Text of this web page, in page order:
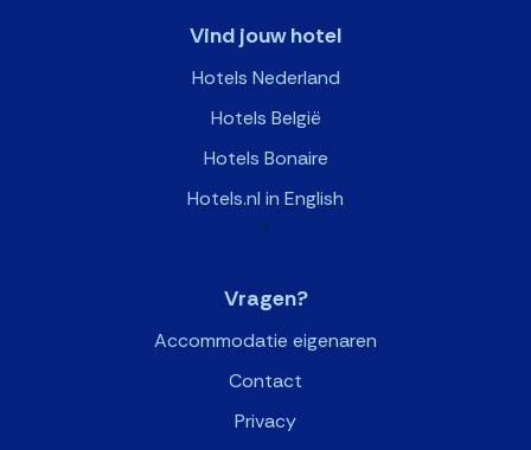
Vind jouw hotel
Hotels Nederland
Hotels België
Hotels Bonaire
Hotels.nl in English
>
Vragen?
Accommodatie eigenaren
Contact
Privacy